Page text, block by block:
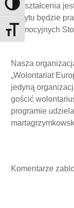
Toggle High Contrast
Toggle Font size
wykształcenia
pobytu będzie
promocyjnych
Nasza
„Wolontariat
jedyną
gościć
programie
Komentarze